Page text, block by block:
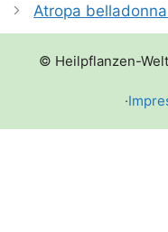
Atropa
© Heilpflanzen-
·